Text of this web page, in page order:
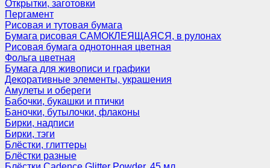
Открытки, заготовки
Пергамент
Рисовая и тутовая бумага
Бумага рисовая САМОКЛЕЯЩАЯСЯ, в рулонах
Рисовая бумага однотонная цветная
Фольга цветная
Бумага для живописи и графики
Декоративные элементы, украшения
Амулеты и обереги
Бабочки, букашки и птички
Баночки, бутылочки, флаконы
Бирки, надписи
Бирки, тэги
Блёстки, глиттеры
Блёстки разные